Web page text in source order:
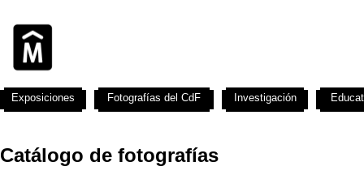
Catálogo de fotografías
Exposiciones Fotografías del CdF Investigación